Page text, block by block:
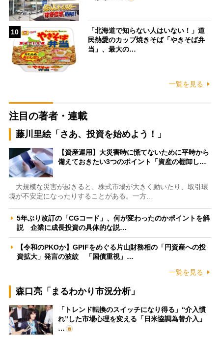
10
「北海道で知らない人はいない！」道
民熱愛のカップ焼きそば「やきそば弁
当」、最大の…
一覧を見る
注目の著者・連載
藤川里絵「さあ、投資を始めよう！」
【資産運用】大災害時に慌てないために平時から
備えておきたい3つのポイント「資産の棚卸し…
大規模な災害が起きると、株式市場が大きく動いたり、取引環
境が不安定になったりすることがある。一方…
5年ぶり改訂の「CGコード」、何が変わったのかポイントを解
説 企業に成長投資の具体的な説…
【令和のPKOか】GPIFをめぐる片山財務相の「円資産への投
資拡大」発言の波紋 「国債重視」…
一覧を見る
森口亮「まるわかり市況分析」
「トレンド転換のスイッチになり得る」“介入慣
れ”した市場心理を変える「日米協調為替介入」
…